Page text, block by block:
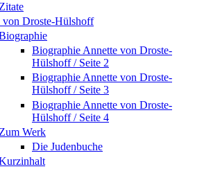
Zitate
von Droste-Hülshoff
Biographie Annette von Droste-
Hülshoff / Seite 2
Biographie Annette von Droste-
Hülshoff / Seite 3
Biographie Annette von Droste-
Hülshoff / Seite 4
Zum Werk
Die Judenbuche